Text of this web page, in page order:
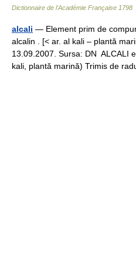
Dictionnaire de l'Académie Française 1798
alcali — Element prim de
alcalin . [< ar. al kali – plantă
13.09.2007. Sursa: DN ALCALI
kali, plantă marină) Trimis de